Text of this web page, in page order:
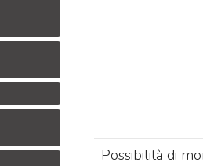
Possibilità di